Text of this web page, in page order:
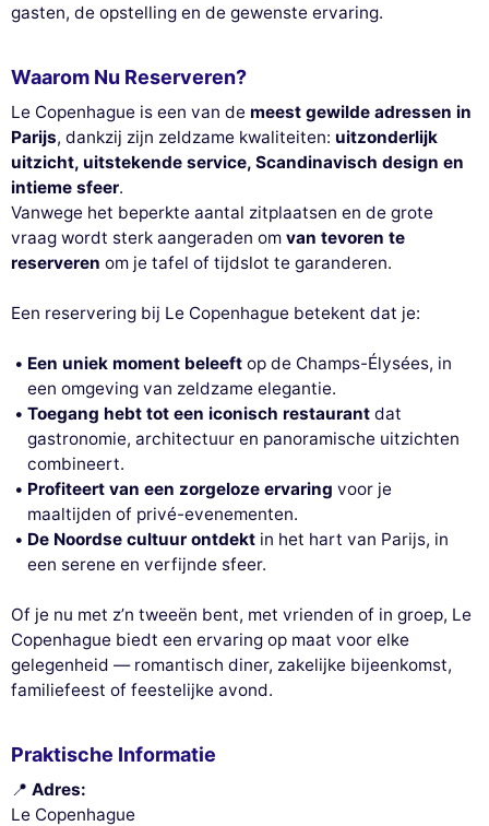
gasten, de opstelling en de gewenste ervaring.
Waarom Nu Reserveren?
Le Copenhague is een van de meest gewilde adressen in
Parijs, dankzij zijn zeldzame kwaliteiten: uitzonderlijk
uitzicht, uitstekende service, Scandinavisch design en
intieme sfeer.
Vanwege het beperkte aantal zitplaatsen en de grote
vraag wordt sterk aangeraden om van tevoren te
reserveren om je tafel of tijdslot te garanderen.
Een reservering bij Le Copenhague betekent dat je:
Een uniek moment beleeft op de Champs-Élysées, in
een omgeving van zeldzame elegantie.
Toegang hebt tot een iconisch restaurant dat
gastronomie, architectuur en panoramische uitzichten
combineert.
Profiteert van een zorgeloze ervaring voor je
maaltijden of privé-evenementen.
De Noordse cultuur ontdekt in het hart van Parijs, in
een serene en verfijnde sfeer.
Of je nu met z’n tweeën bent, met vrienden of in groep, Le
Copenhague biedt een ervaring op maat voor elke
gelegenheid — romantisch diner, zakelijke bijeenkomst,
familiefeest of feestelijke avond.
Praktische Informatie
📍 Adres:
Le Copenhague